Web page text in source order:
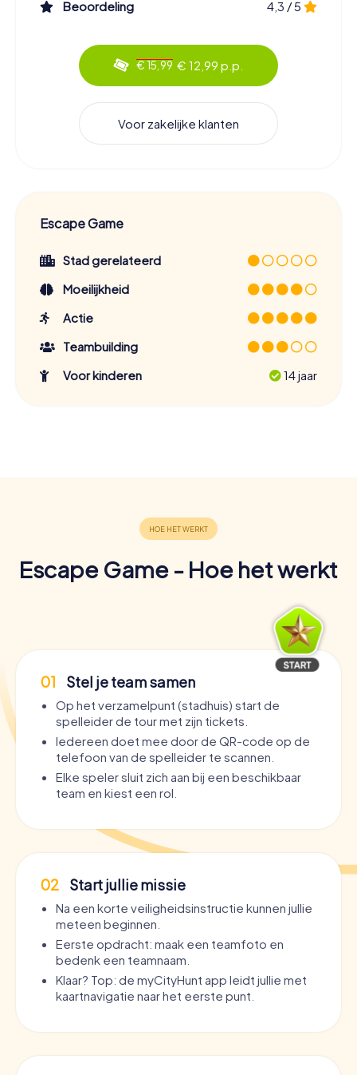
Beoordeling 4,3 / 5
€ 15,99 € 12,99 p.p.
Voor zakelijke klanten
Escape Game
Stad gerelateerd
Moeilijkheid
Actie
Teambuilding
Voor kinderen
14 jaar
Escape Game - Hoe het werkt
01 Stel je team samen
Op het verzamelpunt (stadhuis) start de
spelleider de tour met zijn tickets.
Iedereen doet mee door de QR-code op de
telefoon van de spelleider te scannen.
Elke speler sluit zich aan bij een beschikbaar
team en kiest een rol.
02 Start jullie missie
Na een korte veiligheidsinstructie kunnen jullie
meteen beginnen.
Eerste opdracht: maak een teamfoto en
bedenk een teamnaam.
Klaar? Top: de myCityHunt app leidt jullie met
kaartnavigatie naar het eerste punt.